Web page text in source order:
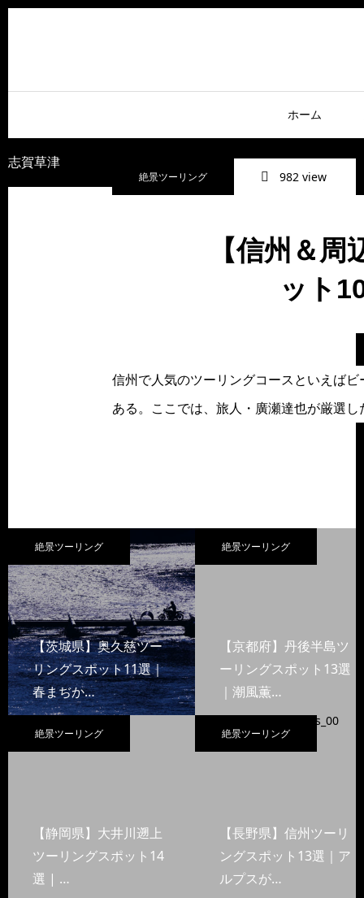
ホーム
志賀草津
絶景ツーリング
982 view
【信州＆
ット
信州で人気のツーリングコースといえば
ある。ここでは、旅人・廣瀬達也が厳選
絶景ツーリング
【茨城県】奥久慈ツー
リングスポット11選｜
春まぢか…
絶景ツーリング
【京都府】丹後半島ツ
ーリングスポット13選
｜潮風薫…
絶景ツーリング
【静岡県】大井川遡上
ツーリングスポット14
選 | …
絶景ツーリング
【長野県】信州ツーリ
ングスポット13選｜ア
ルプスが…